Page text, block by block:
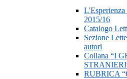
L'Esperienza
2015/16
Catalogo
Sezione
autori
Collana “I
RUBRICA